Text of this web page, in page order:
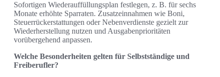
Sofortigen Wiederauffüllungsplan festlegen, z. B. für sechs
Monate erhöhte Sparraten. Zusatzeinnahmen wie Boni,
Steuerrückerstattungen oder Nebenverdienste gezielt zur
Wiederherstellung nutzen und Ausgabenprioritäten
vorübergehend anpassen.
Welche Besonderheiten gelten für Selbstständige und
Freiberufler?